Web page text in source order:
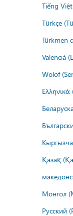
Tiếng
Türkçe
Türkmen
Valencià
Wolof
Қазақ
Монгол
Русский